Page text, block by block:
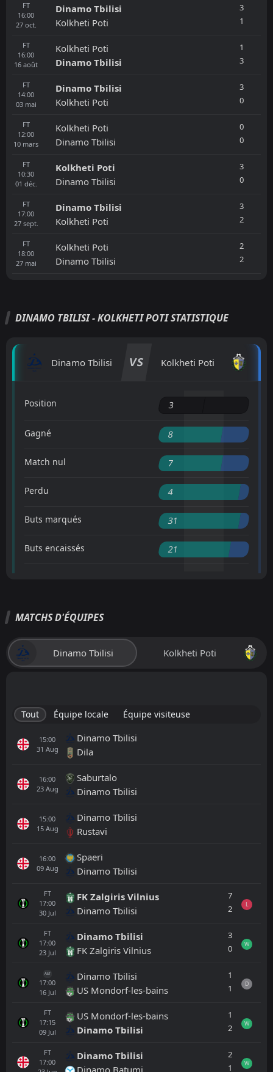
FT
16:00
27 oct.
Dinamo Tbilisi
Kolkheti Poti
3
1
FT
16:00
16 août
Kolkheti Poti
Dinamo Tbilisi
1
3
FT
14:00
03 mai
Dinamo Tbilisi
Kolkheti Poti
3
0
FT
12:00
10 mars
Kolkheti Poti
Dinamo Tbilisi
0
0
FT
10:30
01 déc.
Kolkheti Poti
Dinamo Tbilisi
3
0
FT
17:00
27 sept.
Dinamo Tbilisi
Kolkheti Poti
3
2
FT
18:00
27 mai
Kolkheti Poti
Dinamo Tbilisi
2
2
DINAMO TBILISI - KOLKHETI POTI STATISTIQUE
Dinamo Tbilisi VS Kolkheti Poti
Position 3
Gagné 8
Match nul 7
Perdu 4
Buts marqués 31
Buts encaissés 21
MATCHS D'ÉQUIPES
Dinamo Tbilisi Kolkheti Poti
Tout Équipe locale Équipe visiteuse
15:00
31 Aug
Dinamo Tbilisi
Dila
16:00
23 Aug
Saburtalo
Dinamo Tbilisi
15:00
15 Aug
Dinamo Tbilisi
Rustavi
16:00
09 Aug
Spaeri
Dinamo Tbilisi
FT
17:00
30 Jul
FK Zalgiris Vilnius
Dinamo Tbilisi
7
2
L
FT
17:00
23 Jul
Dinamo Tbilisi
FK Zalgiris Vilnius
3
0
W
AET
17:00
16 Jul
Dinamo Tbilisi
US Mondorf-les-bains
1
1
D
FT
17:15
09 Jul
US Mondorf-les-bains
Dinamo Tbilisi
1
2
W
FT
17:00
Dinamo Tbilisi
Dinamo Batumi
2
1
W